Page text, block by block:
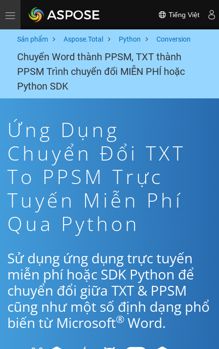
Toggle navigation Tiếng Việt
Sản phẩm Aspose.Total Python Conversion
Chuyển Word thành PPSM, TXT thành
PPSM Trình chuyển đổi MIỄN PHÍ hoặc
Python SDK
Ứng Dụng
Chuyển Đổi TXT
To PPSM Trực
Tuyến Miễn Phí
Qua Python
Sử dụng ứng dụng trực tuyến
miễn phí hoặc SDK Python để
chuyển đổi giữa TXT & PPSM
cũng như một số định dạng phổ
biến từ Microsoft® Word.